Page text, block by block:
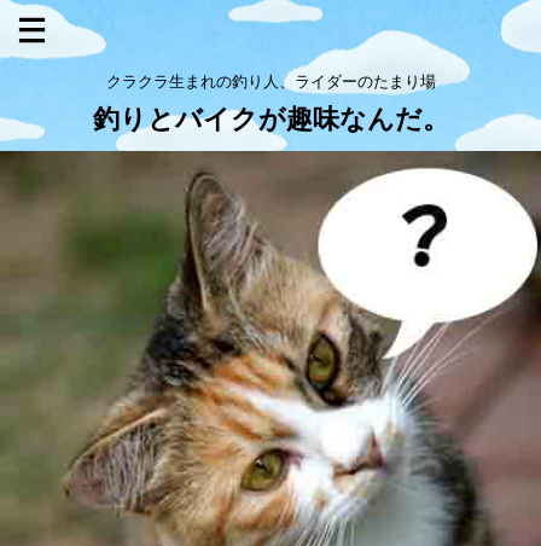
クラクラ生まれの釣り人、ライダーのたまり場
釣りとバイクが趣味なんだ。